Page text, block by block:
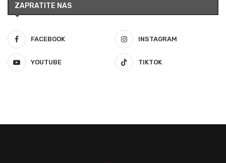
ZAPRATITE NAS
FACEBOOK INSTAGRAM
YOUTUBE TIKTOK